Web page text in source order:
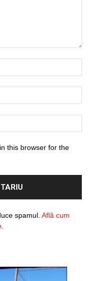
this browser for the
spamul. Află cum